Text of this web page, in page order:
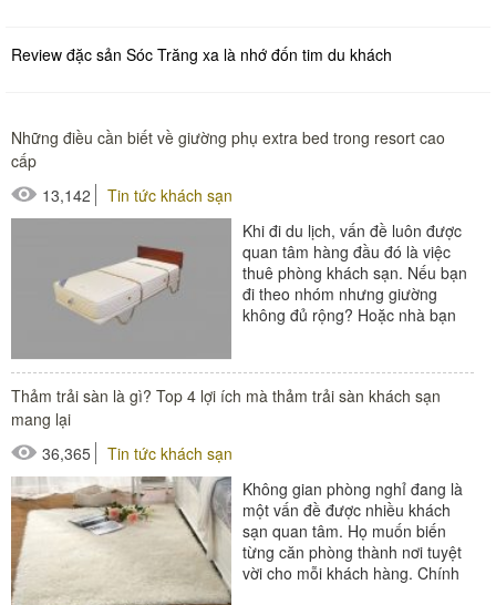
Review đặc sản Sóc Trăng xa là nhớ đốn tim du khách
Những điều cần biết về giường phụ extra bed trong resort cao
cấp
13,142
Tin tức khách sạn
Khi đi du lịch, vấn đề luôn được
quan tâm hàng đầu đó là việc
thuê phòng khách sạn. Nếu bạn
đi theo nhóm nhưng giường
không đủ rộng? Hoặc nhà bạn
Thảm trải sàn là gì? Top 4 lợi ích mà thảm trải sàn khách sạn
mang lại
36,365
Tin tức khách sạn
Không gian phòng nghỉ đang là
một vấn đề được nhiều khách
sạn quan tâm. Họ muốn biến
từng căn phòng thành nơi tuyệt
vời cho mỗi khách hàng. Chính